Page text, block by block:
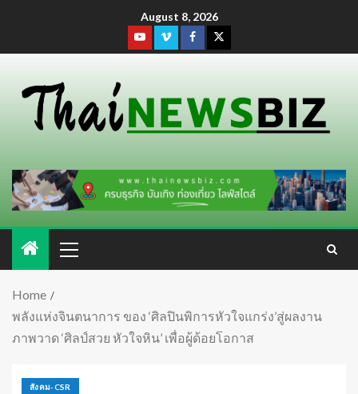
August 8, 2026
Home
พลังแห่งจินตนาการ ของ ‘ศิลปินพิการหัวใจแกร่ง’สู่ผลงาน
ภาพวาด ‘ศิลป์สวย หัวใจหิน’ เพื่อผู้ด้อยโอกาส
สังคม-CSR